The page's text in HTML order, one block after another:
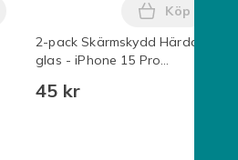
15 i varukorgen
Skärmskydd i Härdat Glas i
till 3-Pack - iPhone 15 Pro Härdat
2-pack Skärmskydd Härdat
glas - iPhone 15 Pro
45 kr
Lägg till
Köp